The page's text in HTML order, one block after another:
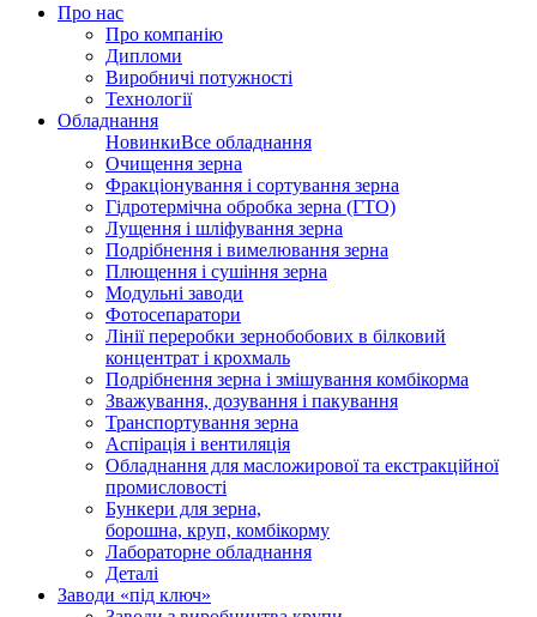
Про нас
Про компанію
Дипломи
Виробничі потужності
Технології
Обладнання
НовинкиВсе обладнання
Очищення зерна
Фракціонування і сортування зерна
Гідротермічна обробка зерна (ГТО)
Лущення і шліфування зерна
Подрібнення і вимелювання зерна
Плющення і сушіння зерна
Модульні заводи
Фотосепаратори
Лінії переробки зернобобових в білковий
концентрат і крохмаль
Подрібнення зерна і змішування комбікорма
Зважування, дозування і пакування
Транспортування зерна
Аспірація і вентиляція
Обладнання для масложирової та екстракційної
промисловості
Бункери для зерна,
борошна, круп, комбікорму
Лабораторне обладнання
Деталі
Заводи «під ключ»